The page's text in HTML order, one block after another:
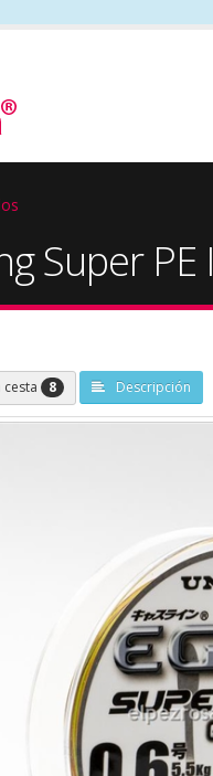
Super PE
cesta 8 Descripción